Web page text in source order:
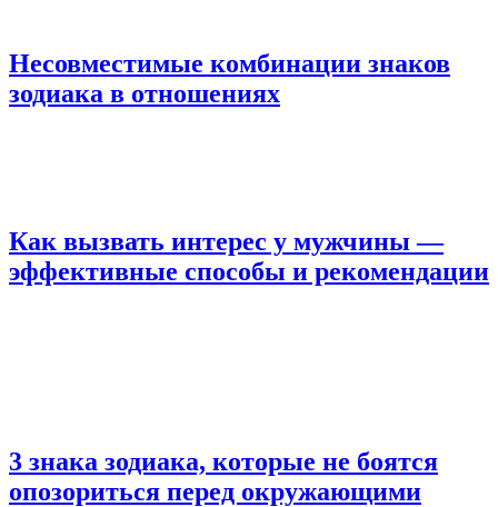
Несовместимые комбинации знаков
зодиака в отношениях
Как вызвать интерес у мужчины —
эффективные способы и рекомендации
3 знака зодиака, которые не боятся
опозориться перед окружающими